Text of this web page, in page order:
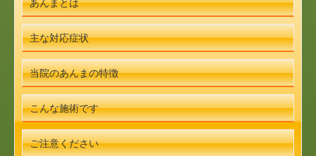
主な対応症状
当院のあんまの特徴
こんな施術です
ご注意ください